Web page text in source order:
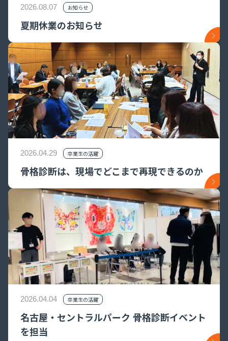
2026.08.07 お知らせ
夏期休業のお知らせ
2026.04.29 卒業生の活躍
骨格診断は、現場でどこまで再現できるのか
2026.04.04 卒業生の活躍
名古屋・セントラルパーク 骨格診断イベント
を担当